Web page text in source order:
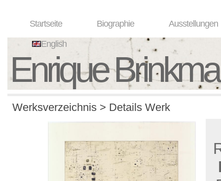
Startseite Biographie Ausstellungen
English
Enrique
Werksverzeichnis > Details Werk